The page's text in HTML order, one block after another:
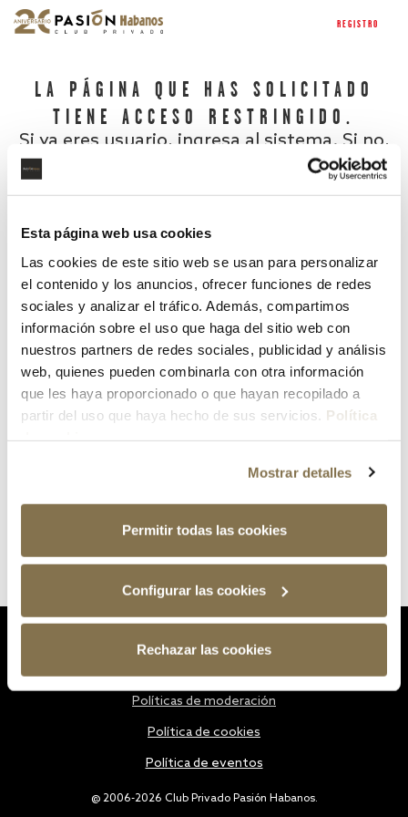
Esta página web usa cookies
Las cookies de este sitio web se usan para personalizar
el contenido y los anuncios, ofrecer funciones de redes
sociales y analizar el tráfico. Además, compartimos
información sobre el uso que haga del sitio web con
nuestros partners de redes sociales, publicidad y análisis
web, quienes pueden combinarla con otra información
que les haya proporcionado o que hayan recopilado a
partir del uso que haya hecho de sus servicios. Política
Mostrar detalles
Permitir todas las cookies
Configurar las cookies
Rechazar las cookies
REGISTRO
LA PÁGINA QUE HAS SOLICITADO
TIENE ACCESO RESTRINGIDO.
Si ya eres usuario, ingresa al sistema. Si no,
¿Has olvidado tu contraseña?
@ 2006-2026 Club Privado Pasión Habanos.
Políticas de moderación
Política de cookies
Política de eventos